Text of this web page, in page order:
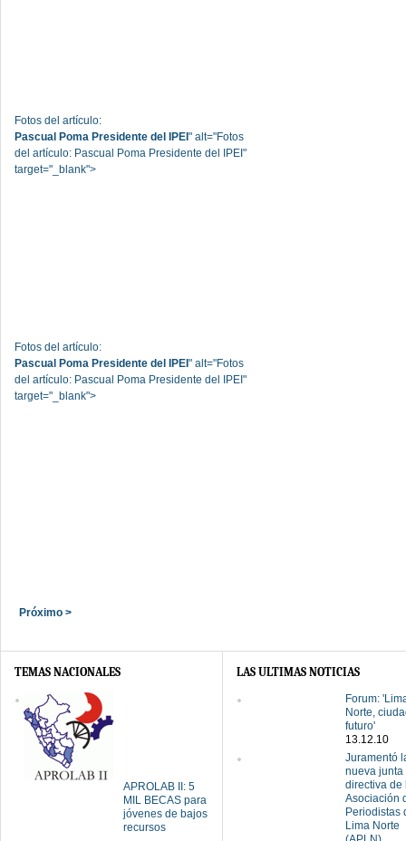
Fotos del artículo:
Pascual Poma Presidente del IPEI " alt="Fotos
del artículo: Pascual Poma Presidente del IPEI"
target="_blank">
Fotos del artículo:
Pascual Poma Presidente del IPEI " alt="Fotos
del artículo: Pascual Poma Presidente del IPEI"
target="_blank">
Próximo >
TEMAS NACIONALES
APROLAB II: 5
MIL BECAS para
jóvenes de bajos
recursos
LAS ULTIMAS NOTICIAS
Forum:
Norte,
futuro'
13.12.10
Juramentó
nueva junta
directiva de
Asociación
Periodistas
Lima Norte